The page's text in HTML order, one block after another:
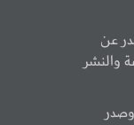
عن
والنشر